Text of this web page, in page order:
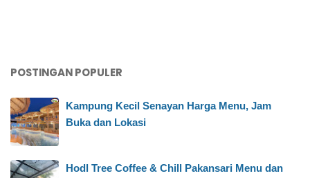
POSTINGAN POPULER
Kampung Kecil Senayan Harga Menu, Jam
Buka dan Lokasi
Hodl Tree Coffee & Chill Pakansari Menu dan